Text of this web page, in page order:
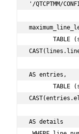
'/QTCPTMM/
CAST(lines.line
AS entries,
AS details